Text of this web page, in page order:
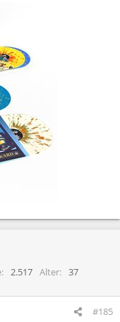
2.517 Alter
37
#185